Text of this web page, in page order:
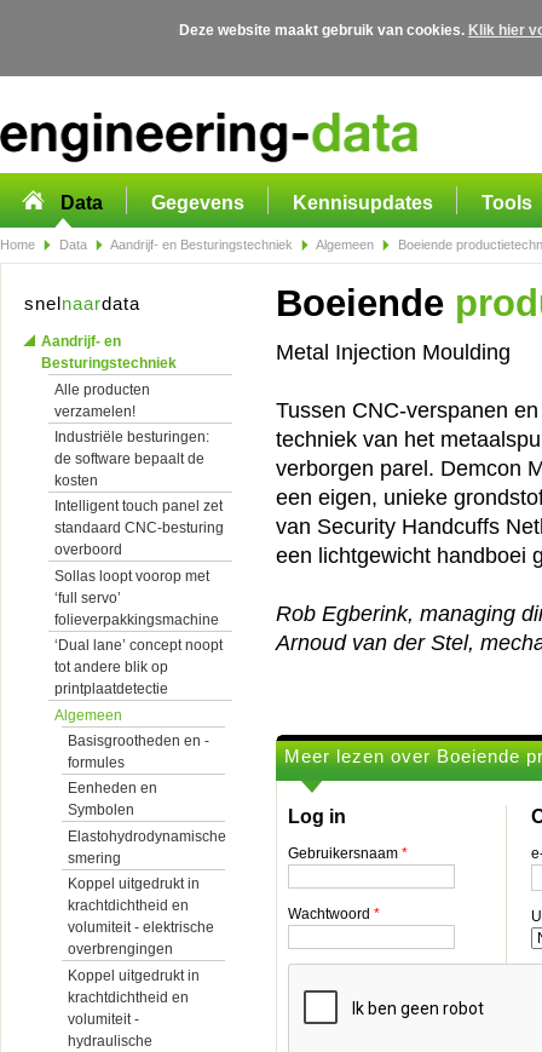
Deze website maakt gebruik van cookies. Klik hier
Data Gegevens Kennisupdates Tools
Home Data Aandrijf- en Besturingstechniek Algemeen Boeiende
snelnaardata
Aandrijf- en
Besturingstechniek
Alle producten
verzamelen!
Industriële besturingen:
de software bepaalt de
kosten
Intelligent touch panel zet
standaard CNC-besturing
overboord
Sollas loopt voorop met
‘full servo’
folieverpakkingsmachine
‘Dual lane’ concept noopt
tot andere blik op
printplaatdetectie
Algemeen
Basisgrootheden en -
formules
Eenheden en
Symbolen
Elastohydrodynamische
smering
Koppel uitgedrukt in
krachtdichtheid en
volumiteit - elektrische
overbrengingen
Koppel uitgedrukt in
krachtdichtheid en
volumiteit -
hydraulische
Boeiende
Metal Injection Moulding
Tussen CNC-verspanen
techniek van het
verborgen parel. Demcon
een eigen, unieke
van Security Handcuffs
een lichtgewicht handboei
Rob Egberink, managing
Arnoud van der Stel,
Meer lezen over Boeiende
Log in
Gebruikersnaam *
Wachtwoord *